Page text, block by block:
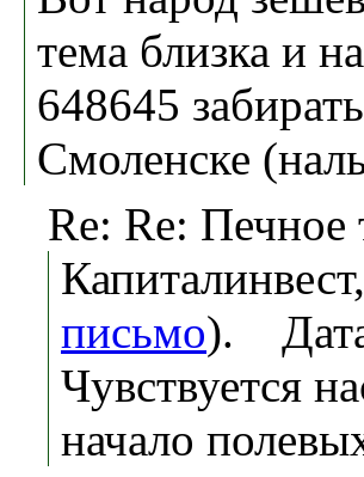
тема близка и
648645
Смоленске
Re: Re: Печное
письмо).
Чувствуется
начало